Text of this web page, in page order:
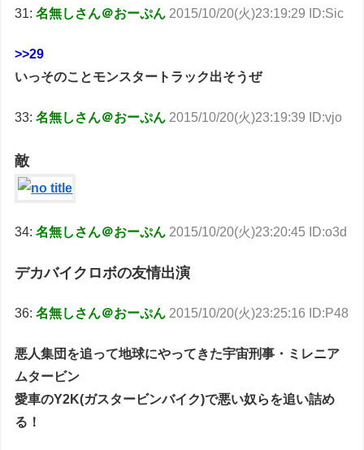
31:名無しさん＠おーぷん 2015/10/20(火)23:19:29 ID:Sic
>>29
いっそのことモンスタートラック出そうぜ
33:名無しさん＠おーぷん 2015/10/20(火)23:19:39 ID:vjo
敵
34:名無しさん＠おーぷん 2015/10/20(火)23:20:45 ID:o3d
デカバイクロボの友情出演
36:名無しさん＠おーぷん 2015/10/20(火)23:25:16 ID:P48
悪人集団を追って地球にやってきた宇宙刑事・ミレニア
ムタービン
愛車のY2K(ガスタービンバイク)で悪い奴らを追い詰め
る！